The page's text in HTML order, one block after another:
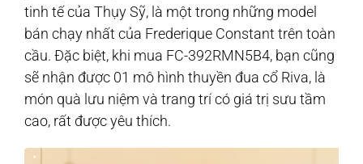
tinh tế của Thụy Sỹ, là một trong những model
bán chạy nhất của Frederique Constant trên toàn
cầu. Đặc biệt, khi mua FC-392RMN5B4, bạn cũng
sẽ nhận được 01 mô hình thuyền đua cổ Riva, là
món quà lưu niệm và trang trí có giá trị sưu tầm
cao, rất được yêu thích.